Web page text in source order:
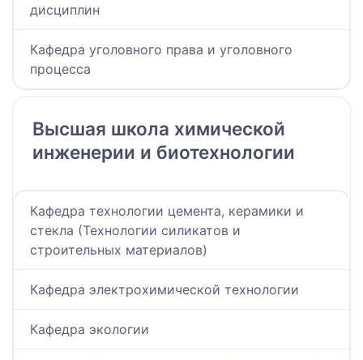
дисциплин
Кафедра уголовного права и уголовного
процесса
Высшая школа химической
инженерии и биотехнологии
Кафедра технологии цемента, керамики и
стекла (Технологии силикатов и
строительных материалов)
Кафедра электрохимической технологии
Кафедра экологии